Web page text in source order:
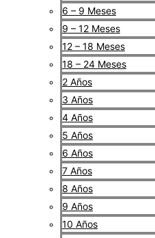
6 – 9 Meses
9 – 12 Meses
12 – 18 Meses
18 – 24 Meses
2 Años
3 Años
4 Años
5 Años
6 Años
7 Años
8 Años
9 Años
10 Años